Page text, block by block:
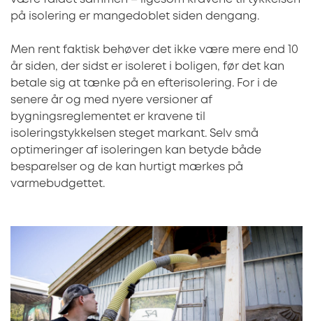
på isolering er mangedoblet siden dengang.
Men rent faktisk behøver det ikke være mere end 10
år siden, der sidst er isoleret i boligen, før det kan
betale sig at tænke på en efterisolering. For i de
senere år og med nyere versioner af
bygningsreglementet er kravene til
isoleringstykkelsen steget markant. Selv små
optimeringer af isoleringen kan betyde både
besparelser og de kan hurtigt mærkes på
varmebudgettet.